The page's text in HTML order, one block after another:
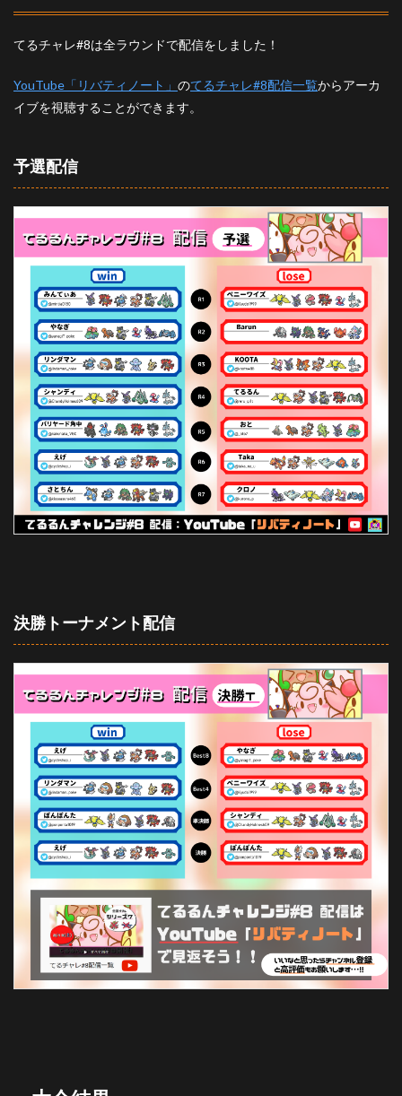
てるチャレ#8は全ラウンドで配信をしました！
YouTube「リバティノート」 のてるチャレ#8配信一覧からアーカ
イブを視聴することができます。
予選配信
決勝トーナメント配信